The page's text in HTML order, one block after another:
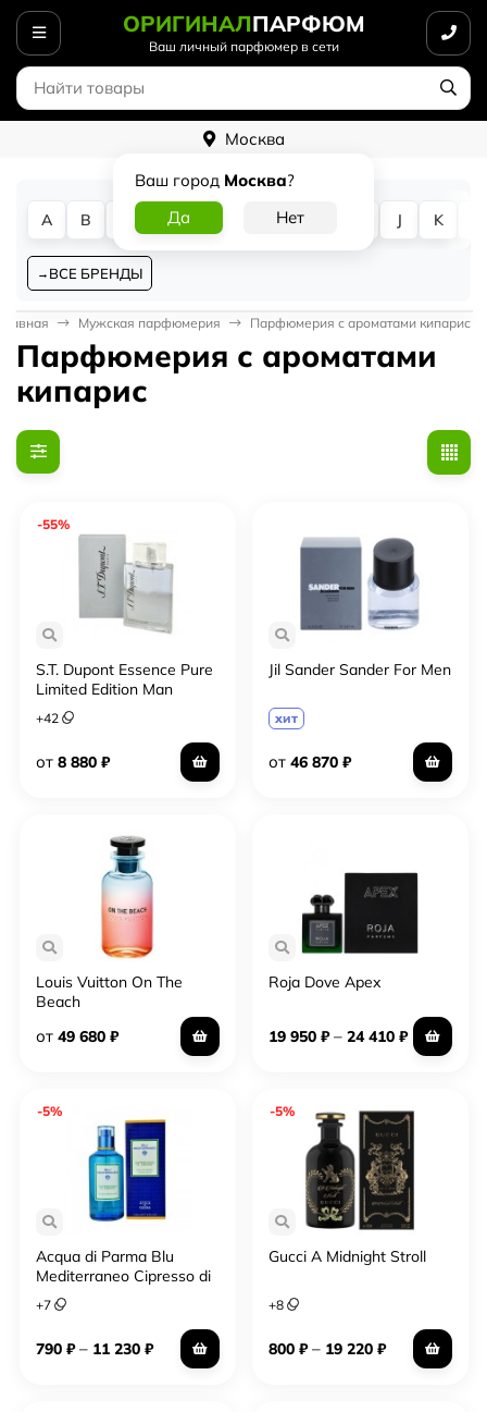
ОРИГИНАЛПАРФЮМ
Ваш личный парфюмер в сети
Москва
Ваш город Москва?
A B D G J K
ВСЕ БРЕНДЫ
Мужская парфюмерия Парфюмерия с ароматами кипарис
Парфюмерия с ароматами
кипарис
-55%
S.T. Dupont Essence Pure
Limited Edition Man
+42
от 8 880 ₽
Jil Sander Sander For Men
хит
от 46 870 ₽
Louis Vuitton On The
Beach
от 49 680 ₽
Roja Dove Apex
19 950 ₽– 24 410 ₽
-5%
Acqua di Parma Blu
Mediterraneo Cipresso di
Toscana
+7
790 ₽– 11 230 ₽
-5%
Gucci A Midnight Stroll
+8
800 ₽– 19 220 ₽